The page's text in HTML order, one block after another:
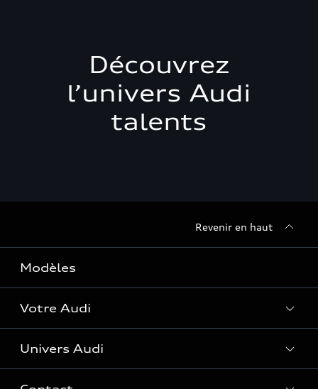
Découvrez
l’univers Audi
talents
Revenir en haut
Modèles
Votre Audi
Entretenir et réparer mon Audi
Accessoires et équipements
Univers Audi